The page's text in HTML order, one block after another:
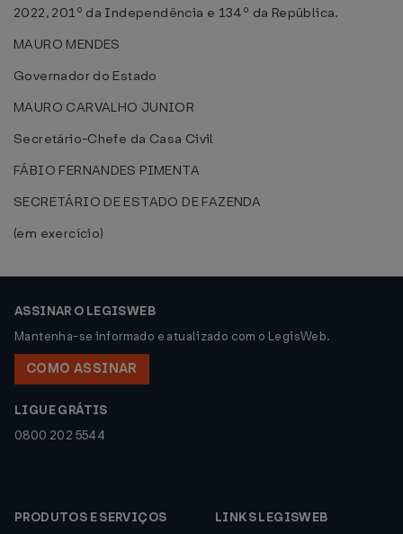
2022, 201º da Independência e 134º da República.
MAURO MENDES
Governador do Estado
MAURO CARVALHO JUNIOR
Secretário-Chefe da Casa Civil
FÁBIO FERNANDES PIMENTA
SECRETÁRIO DE ESTADO DE FAZENDA
(em exercício)
ASSINAR O LEGISWEB
Mantenha-se informado e atualizado com o LegisWeb.
COMO ASSINAR
LIGUE GRÁTIS
0800 202 5544
PRODUTOS E SERVIÇOS
LINKS LEGISWEB